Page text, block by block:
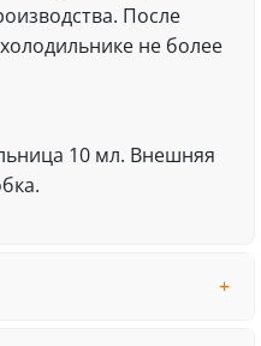
После
не более
10 мл. Внешняя